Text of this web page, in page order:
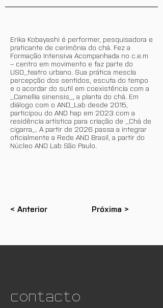
Erika Kobayashi é performer, pesquisadora e
praticante de cerimônia do chá. Fez a
Formação Intensiva Acompanhada no c.e.m
– centro em movimento e faz parte do
USO_teatro urbano. Sua prática mescla
percepção dos sentidos, escuta do tempo
e o acordar do sutil em coexistência com a
_Camellia sinensis_, a planta do chá. Em
diálogo com o AND_Lab desde 2015,
participou do AND hap em 2023 com a
residência artística para criação de _Chá de
cigarra_. A partir de 2026 passa a integrar
oficialmente a Rede AND Brasil, a partir do
Núcleo AND Lab São Paulo.
< Anterior Próxima >
Contacto